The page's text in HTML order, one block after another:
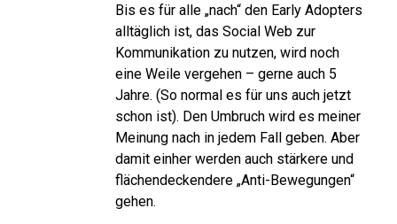
Bis es für alle „nach“ den Early Adopters
alltäglich ist, das Social Web zur
Kommunikation zu nutzen, wird noch
eine Weile vergehen – gerne auch 5
Jahre. (So normal es für uns auch jetzt
schon ist). Den Umbruch wird es meiner
Meinung nach in jedem Fall geben. Aber
damit einher werden auch stärkere und
flächendeckendere „Anti-Bewegungen“
gehen.